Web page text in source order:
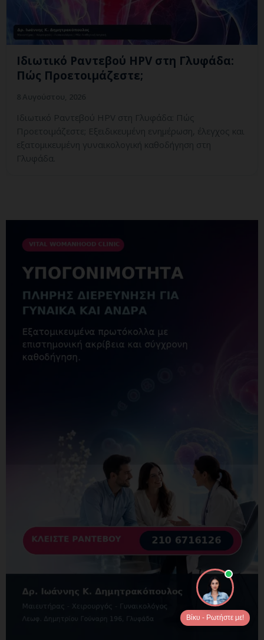
Ιδιωτικό Ραντεβού HPV στη Γλυφάδα:
Πώς Προετοιμάζεστε;
Ιδιωτικό Ραντεβού HPV στη Γλυφάδα: Πώς
Προετοιμάζεστε; Εξειδικευμένη ενημέρωση, έλεγχος και
εξατομικευμένη γυναικολογική καθοδήγηση στη
Γλυφάδα.
Βίκυ - Ρωτήστε με!